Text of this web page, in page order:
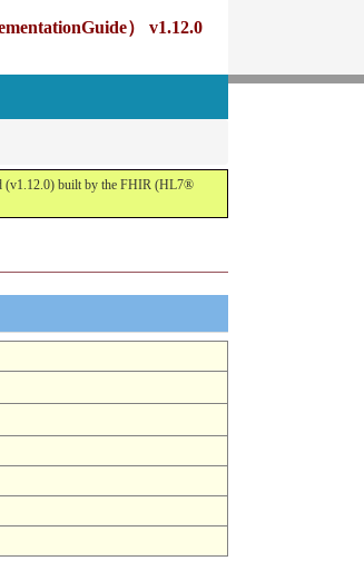
） v1.12.0
built by the FHIR (HL7®